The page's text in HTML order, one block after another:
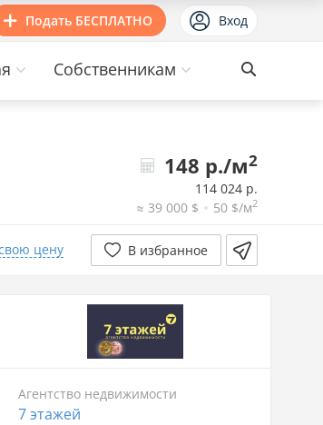
Подать БЕСПЛАТНО Вход
Собственникам
148 р./м2
114 024 р.
≈ 39 000 $
50 $/м2
цену В избранное
Агентство недвижимости
7 этажей